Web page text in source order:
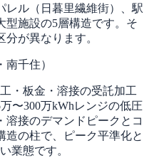
レル（日暮里繊維街）、駅
型施設の5層構造です。そ
が異なります。
千住）
・板金・溶接の受託加工
〜300万kWhレンジの低圧
溶接のデマンドピークとコ
造の柱で、ピーク平準化と
業態です。